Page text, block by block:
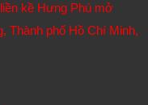
kề Hưng Phú mở
Thành phố Hồ Chí Minh,